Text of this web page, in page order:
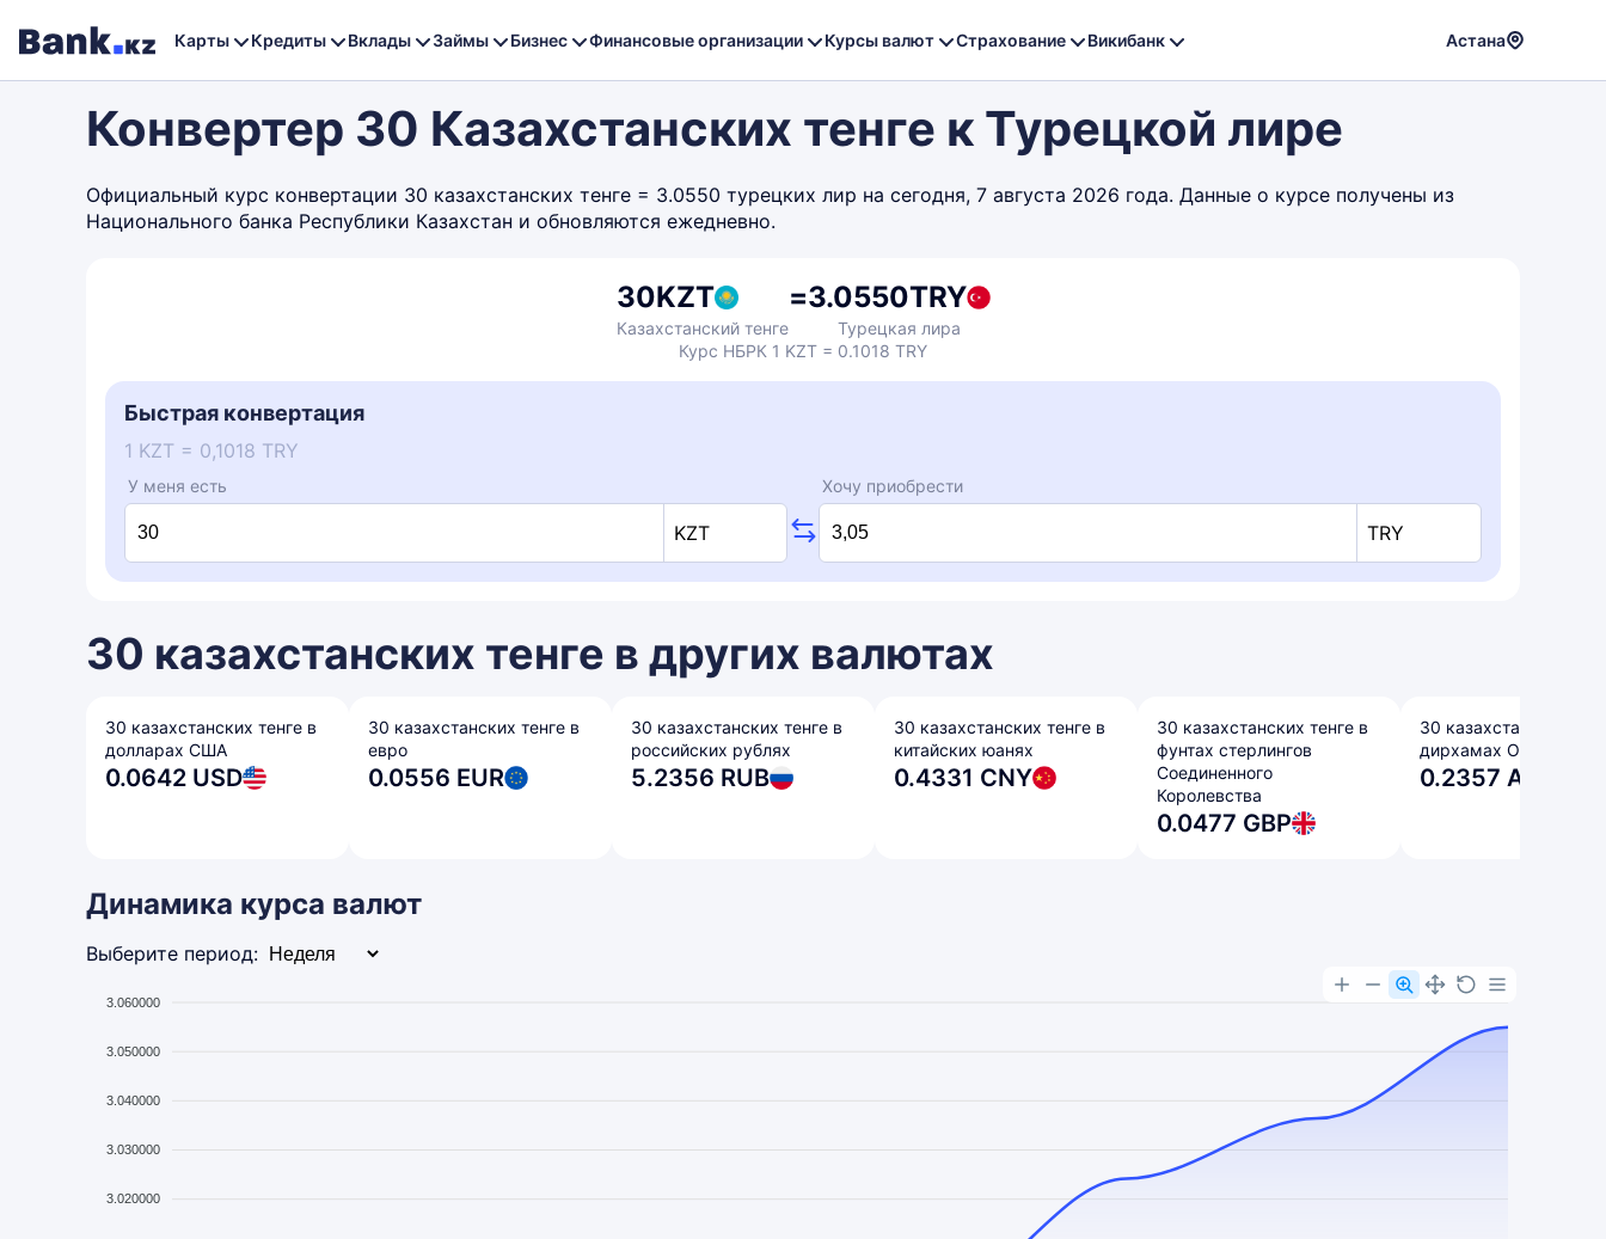
Карты Кредиты Вклады Займы Бизнес Финансовые организации Курсы валют Страхование Викибанк Астана
Конвертер 30 Казахстанских тенге к Турецкой лире
Официальный курс конвертации 30 казахстанских тенге = 3.0550 турецких лир на сегодня, 7 августа 2026 года. Данные о курсе получены из
Национального банка Республики Казахстан и обновляются ежедневно.
30KZT
Казахстанский тенге
=3.0550TRY
Турецкая лира
Курс НБРК 1 KZT = 0.1018 TRY
Быстрая конвертация
1 KZT = 0,1018 TRY
У меня есть
KZT
Хочу приобрести
TRY
30 казахстанских тенге в других валютах
30 казахстанских тенге в
долларах США
0.0642 USD
30 казахстанских тенге в
евро
0.0556 EUR
30 казахстанских тенге в
российских рублях
5.2356 RUB
30 казахстанских тенге в
китайских юанях
0.4331 CNY
30 казахстанских тенге в
фунтах стерлингов
Соединенного
Королевства
0.0477 GBP
30 казахстанских
дирхамах ОАЭ
0.2357 AED
Динамика курса валют
Выберите период:
3.060000
3.050000
3.040000
3.030000
3.020000